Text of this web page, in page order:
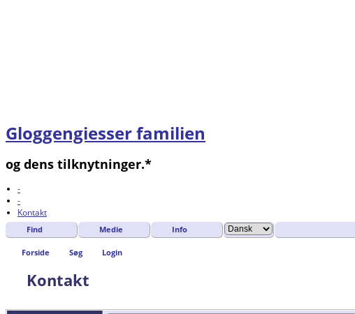
Gloggengiesser familien
og dens tilknytninger.*
-
-
Kontakt
Find Medie Info
Forside Søg Login
Kontakt